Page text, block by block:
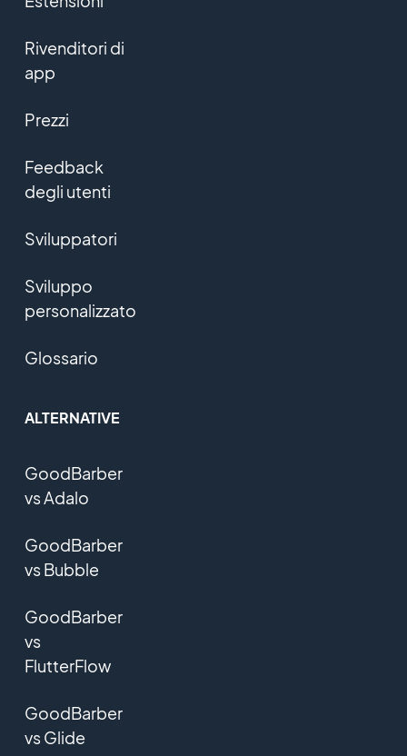
Rivenditori di
app
Prezzi
Feedback
degli utenti
Sviluppatori
Sviluppo
personalizzato
Glossario
ALTERNATIVE
GoodBarber
vs Adalo
GoodBarber
vs Bubble
GoodBarber
vs
FlutterFlow
GoodBarber
vs Glide